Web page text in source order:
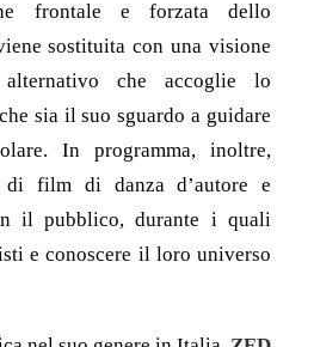
frontale e forzata dello
sostituita con una visione
che accoglie lo
sia il suo sguardo a guidare
In programma, inoltre,
di film di danza d’autore e
il pubblico, durante i quali
e conoscere il loro universo